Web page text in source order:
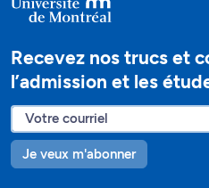
Recevez nos trucs et
l’admission et les
Je veux m'abonner